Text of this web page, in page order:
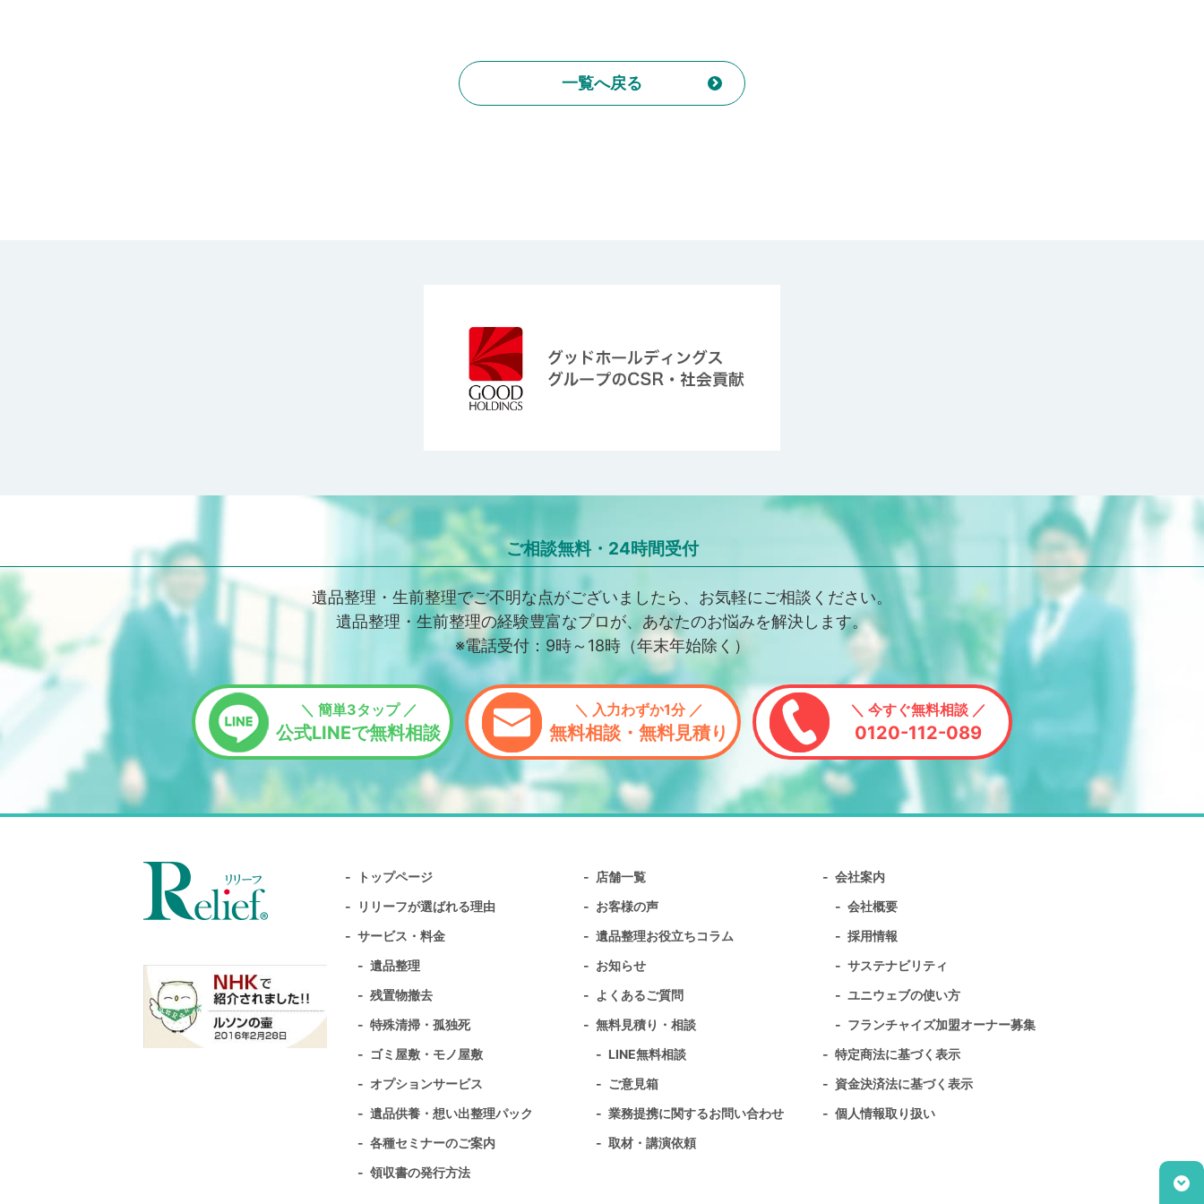
一覧へ戻る
ご相談無料・24時間受付
遺品整理・生前整理でご不明な点がございましたら、お気軽にご相談ください。
遺品整理・生前整理の経験豊富なプロが、あなたのお悩みを解決します。
※電話受付：9時～18時（年末年始除く）
＼ 簡単3タップ ／
公式LINEで無料相談
＼ 入力わずか1分 ／
無料相談・無料見積り
＼ 今すぐ無料相談 ／
0120-112-089
トップページ
リリーフが選ばれる理由
サービス・料金
遺品整理
残置物撤去
特殊清掃・孤独死
ゴミ屋敷・モノ屋敷
オプションサービス
遺品供養・想い出整理パック
各種セミナーのご案内
領収書の発行方法
店舗一覧
お客様の声
遺品整理お役立ちコラム
お知らせ
よくあるご質問
無料⾒積り・相談
LINE無料相談
ご意見箱
業務提携に関するお問い合わせ
取材・講演依頼
会社案内
会社概要
採用情報
サステナビリティ
ユニウェブの使い方
フランチャイズ加盟オーナー募集
特定商法に基づく表示
資金決済法に基づく表示
個人情報取り扱い